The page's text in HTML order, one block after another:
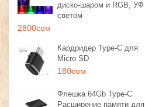
диско-шаром и RGB, УФ
светом
2800сом
Кардридер Type-C для
Micro SD
180сом
Флешка 64Gb Type-C
Расширение памяти для